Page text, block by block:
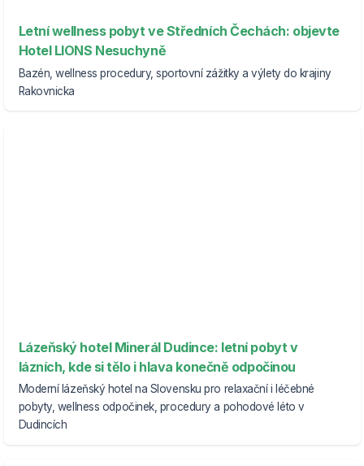
Letní wellness pobyt ve Středních Čechách: objevte
Hotel LIONS Nesuchyně
Bazén, wellness procedury, sportovní zážitky a výlety do krajiny
Rakovnicka
Lázeňský hotel Minerál Dudince: letní pobyt v
lázních, kde si tělo i hlava konečně odpočinou
Moderní lázeňský hotel na Slovensku pro relaxační i léčebné
pobyty, wellness odpočinek, procedury a pohodové léto v
Dudincích